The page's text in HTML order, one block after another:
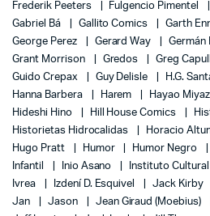
Frederik Peeters
Fulgencio Pimentel
Gabriel Bá
Gallito Comics Garth
George Perez
Gerard Way Germán
Grant Morrison
Gredos Greg
Guido Crepax
Guy Delisle H.G.
Hanna Barbera
Harem Hayao
Hideshi Hino
Hill House Comics
Historietas Hidrocalidas
Horacio
Hugo Pratt
Humor Humor Negro
Infantil
Inio Asano Instituto
Ivrea
Izdení D. Esquivel Jack Kirby
Jan
Jason Jean Giraud (Moebius)